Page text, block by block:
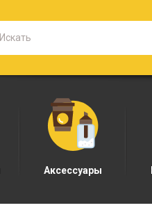
Аксессуары